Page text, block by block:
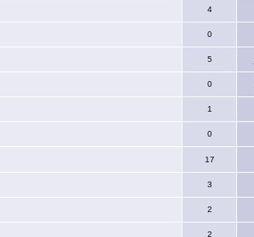
4
0
5
0
1
0
17
3
2
2